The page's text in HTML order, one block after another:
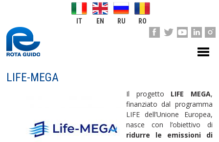
IT EN RU RO
LIFE-MEGA
Il progetto LIFE MEGA,
finanziato dal programma
LIFE dell’Unione Europea,
nasce con l’obiettivo di
ridurre le emissioni di